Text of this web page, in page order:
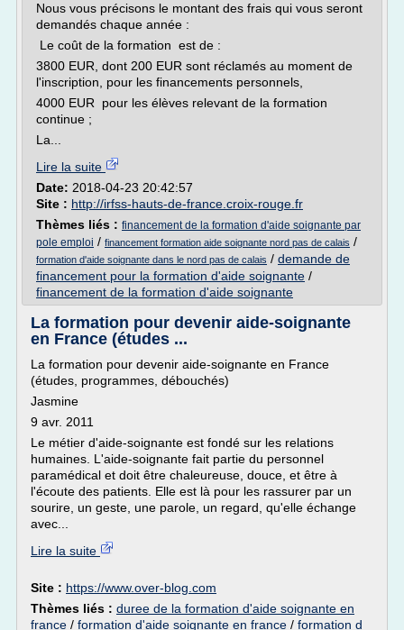
Nous vous précisons le montant des frais qui vous seront
demandés chaque année :
Le coût de la formation est de :
3800 EUR, dont 200 EUR sont réclamés au moment de
l'inscription, pour les financements personnels,
4000 EUR pour les élèves relevant de la formation
continue ;
La...
Lire la suite
Date: 2018-04-23 20:42:57
Site : http://irfss-hauts-de-france.croix-rouge.fr
Thèmes liés : financement de la formation d'aide soignante par
pole emploi / financement formation aide soignante nord pas de calais /
formation d'aide soignante dans le nord pas de calais / demande de
financement pour la formation d'aide soignante /
financement de la formation d'aide soignante
La formation pour devenir aide-soignante
en France (études ...
La formation pour devenir aide-soignante en France
(études, programmes, débouchés)
Jasmine
9 avr. 2011
Le métier d'aide-soignante est fondé sur les relations
humaines. L'aide-soignante fait partie du personnel
paramédical et doit être chaleureuse, douce, et être à
l'écoute des patients. Elle est là pour les rassurer par un
sourire, un geste, une parole, un regard, qu'elle échange
avec...
Lire la suite
Site : https://www.over-blog.com
Thèmes liés : duree de la formation d'aide soignante en
france / formation d'aide soignante en france / formation d